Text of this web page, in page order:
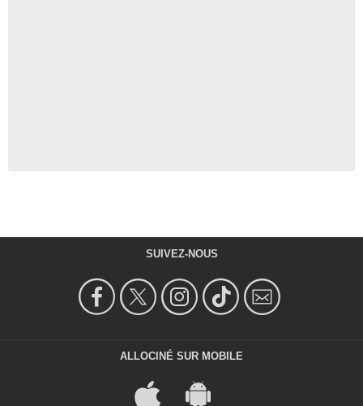
SUIVEZ-NOUS
ALLOCINÉ SUR MOBILE